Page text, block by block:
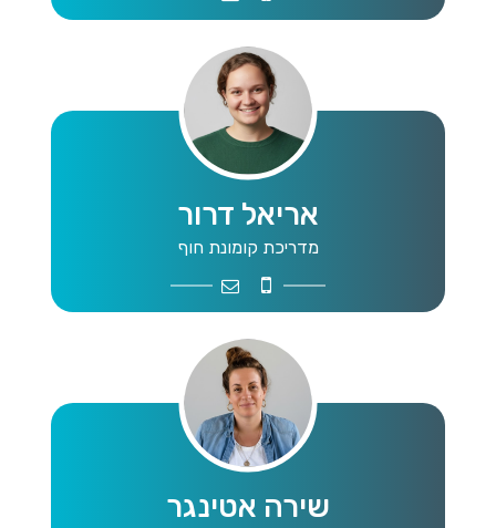
אריאל דרור
מדריכת קומונת חוף
050-6687501
ariel0frog@gmail.com
שירה אטינגר